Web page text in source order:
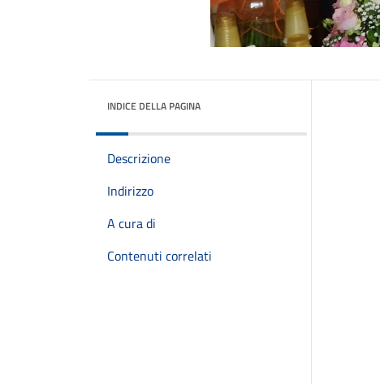
INDICE DELLA PAGINA
Descrizione
Indirizzo
A cura di
Contenuti correlati